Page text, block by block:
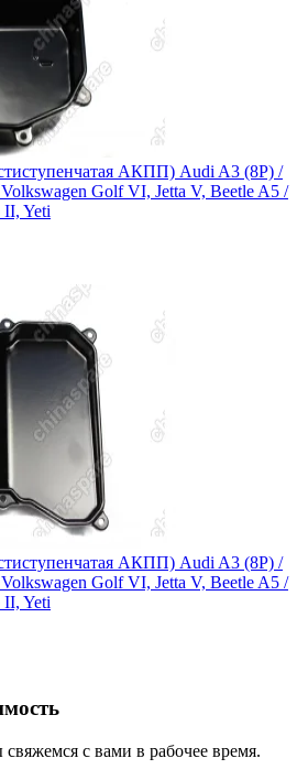
АКПП) Audi A3 (8P) /
Golf VI, Jetta V, Beetle A5 /
II, Yeti
АКПП) Audi A3 (8P) /
Golf VI, Jetta V, Beetle A5 /
II, Yeti
с вами в рабочее время.